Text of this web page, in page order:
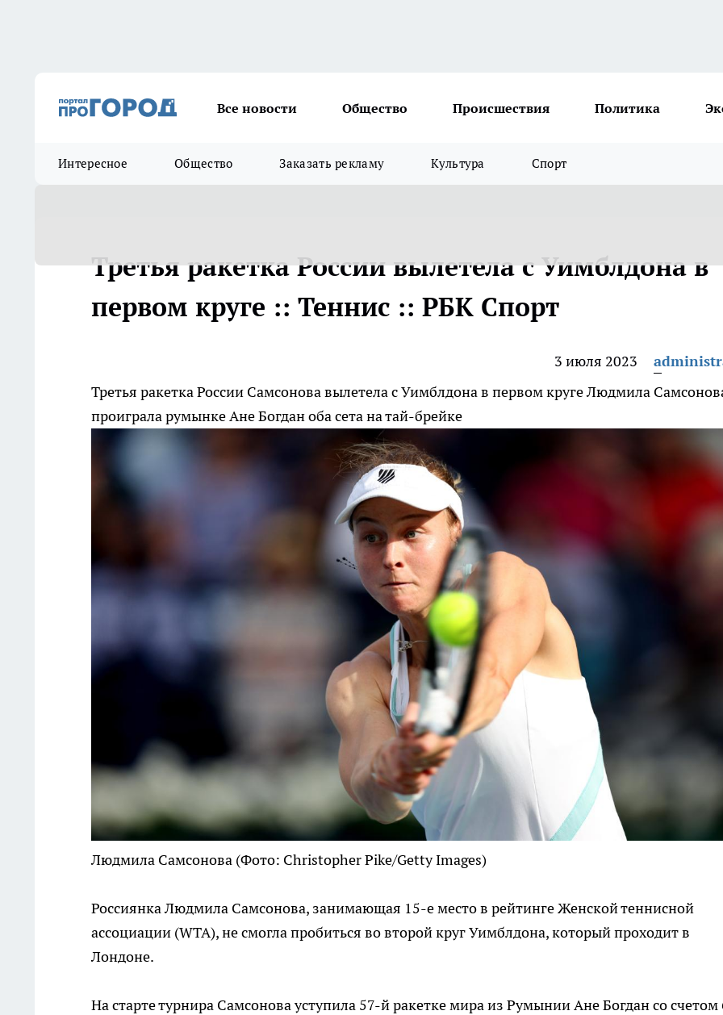
Все новости Общество Происшествия Политика
Интересное Общество Заказать рекламу Культура Спорт
Третья ракетка России вылетела с Уимблдона в
первом круге :: Теннис :: РБК Спорт
3 июля 2023
Третья ракетка России Самсонова вылетела с Уимблдона в первом кругеЛюдмила
проиграла румынке Ане Богдан оба сета на тай-брейке
Людмила Самсонова (Фото: Christopher Pike/Getty Images)
Россиянка Людмила Самсонова, занимающая 15-е место в рейтинге Женской теннисной
ассоциации (WTA), не смогла пробиться во второй круг Уимблдона, который проходит в
Лондоне.
На старте турнира Самсонова уступила 57-й ракетке мира из Румынии Ане Богдан со счетом